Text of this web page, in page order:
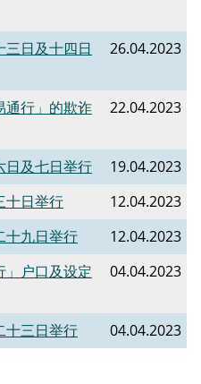
日及十四日
26.04.2023
通行」的欺诈
22.04.2023
日及七日举行
19.04.2023
十日举行
12.04.2023
十九日举行
12.04.2023
」户口及设定
04.04.2023
十三日举行 04.04.2023